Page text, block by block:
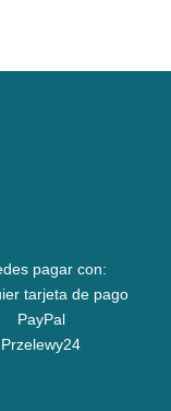
pagar con:
tarjeta de pago
PayPal
Przelewy24